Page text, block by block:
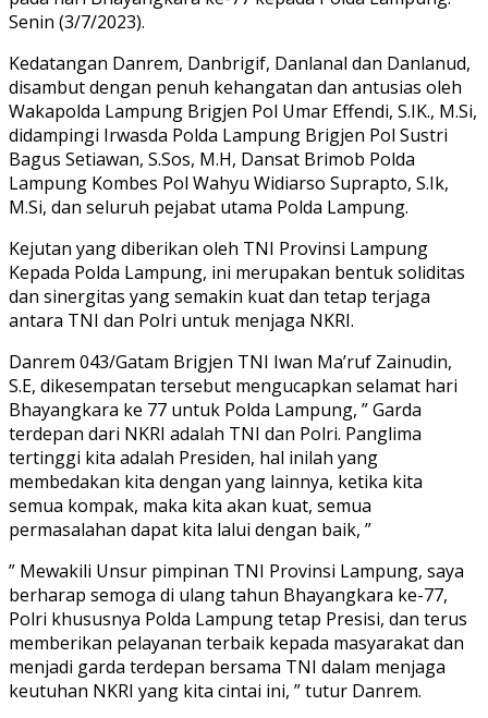
Senin (3/7/2023).
Kedatangan Danrem, Danbrigif, Danlanal dan Danlanud,
disambut dengan penuh kehangatan dan antusias oleh
Wakapolda Lampung Brigjen Pol Umar Effendi, S.IK., M.Si,
didampingi Irwasda Polda Lampung Brigjen Pol Sustri
Bagus Setiawan, S.Sos, M.H, Dansat Brimob Polda
Lampung Kombes Pol Wahyu Widiarso Suprapto, S.Ik,
M.Si, dan seluruh pejabat utama Polda Lampung.
Kejutan yang diberikan oleh TNI Provinsi Lampung
Kepada Polda Lampung, ini merupakan bentuk soliditas
dan sinergitas yang semakin kuat dan tetap terjaga
antara TNI dan Polri untuk menjaga NKRI.
Danrem 043/Gatam Brigjen TNI Iwan Ma’ruf Zainudin,
S.E, dikesempatan tersebut mengucapkan selamat hari
Bhayangkara ke 77 untuk Polda Lampung, ” Garda
terdepan dari NKRI adalah TNI dan Polri. Panglima
tertinggi kita adalah Presiden, hal inilah yang
membedakan kita dengan yang lainnya, ketika kita
semua kompak, maka kita akan kuat, semua
permasalahan dapat kita lalui dengan baik, ”
” Mewakili Unsur pimpinan TNI Provinsi Lampung, saya
berharap semoga di ulang tahun Bhayangkara ke-77,
Polri khususnya Polda Lampung tetap Presisi, dan terus
memberikan pelayanan terbaik kepada masyarakat dan
menjadi garda terdepan bersama TNI dalam menjaga
keutuhan NKRI yang kita cintai ini, ” tutur Danrem.